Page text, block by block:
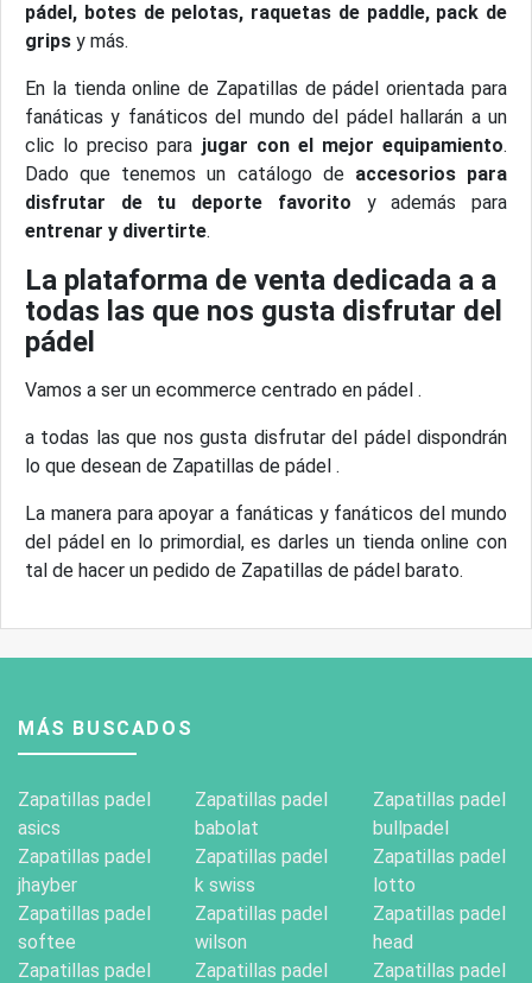
pádel, botes de pelotas, raquetas de paddle, pack de
grips y más.
En la tienda online de Zapatillas de pádel orientada para
fanáticas y fanáticos del mundo del pádel hallarán a un
clic lo preciso para jugar con el mejor equipamiento.
Dado que tenemos un catálogo de accesorios para
disfrutar de tu deporte favorito y además para
entrenar y divertirte.
La plataforma de venta dedicada a a
todas las que nos gusta disfrutar del
pádel
Vamos a ser un ecommerce centrado en pádel .
a todas las que nos gusta disfrutar del pádel dispondrán
lo que desean de Zapatillas de pádel .
La manera para apoyar a fanáticas y fanáticos del mundo
del pádel en lo primordial, es darles un tienda online con
tal de hacer un pedido de Zapatillas de pádel barato.
MÁS BUSCADOS
Zapatillas padel
asics
Zapatillas padel
babolat
Zapatillas padel
bullpadel
Zapatillas padel
jhayber
Zapatillas padel
k swiss
Zapatillas padel
lotto
Zapatillas padel
softee
Zapatillas padel
wilson
Zapatillas padel
head
Zapatillas padel
Zapatillas padel Zapatillas padel